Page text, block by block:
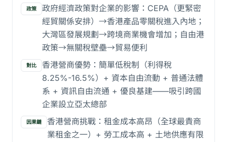
政策
政府經濟政策對企業的影響：CEPA（更緊密
經貿關係安排）→香港產品零關稅進入內地；
大灣區發展規劃→跨境商業機會增加；自由港
政策→無關稅壁壘→貿易便利
對比
香港營商優勢：簡單低稅制（利得稅
8.25%-16.5%）+ 資本自由流動 + 普通法體
系 + 資訊自由流通 + 優良基建——吸引跨國
企業設立亞太總部
因果鏈
香港營商挑戰：租金成本高昂（全球最貴商
業租金之一）+ 勞工成本高 + 土地供應有限